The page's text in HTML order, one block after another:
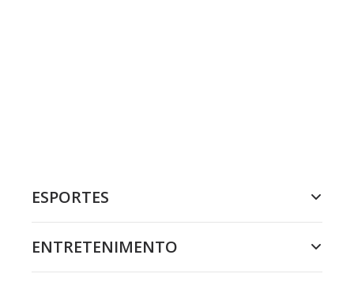
ESPORTES
ENTRETENIMENTO